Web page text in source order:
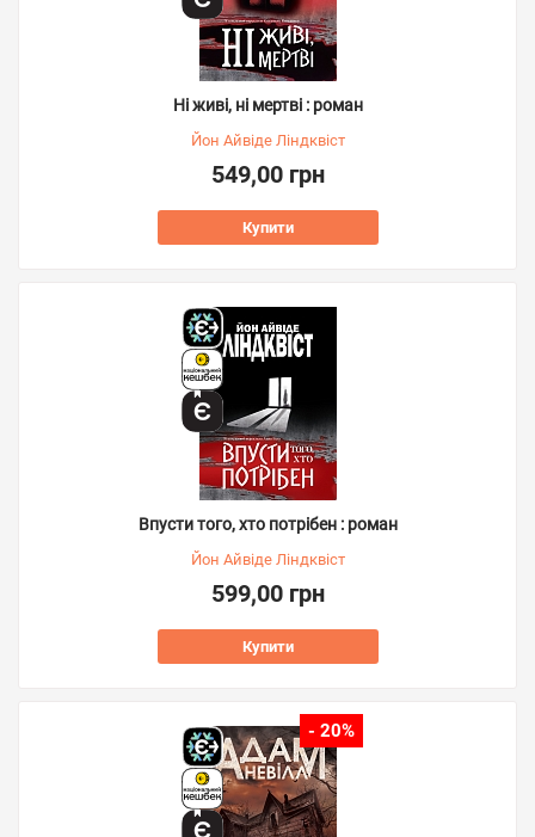
Ні живі, ні мертві : роман
Йон Айвіде Ліндквіст
549,00 грн
Купити
Впусти того, хто потрібен : роман
Йон Айвіде Ліндквіст
599,00 грн
Купити
- 20%